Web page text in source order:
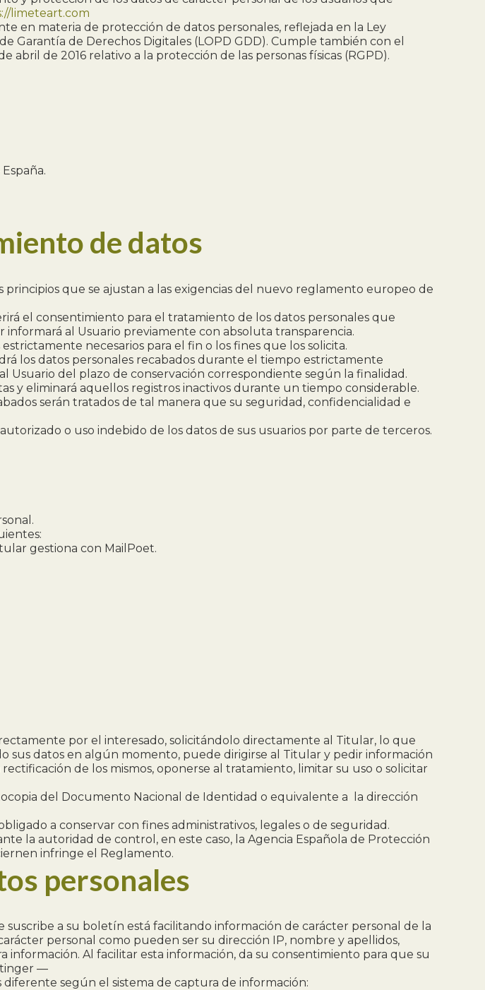
limeteart.com
en materia de protección de datos personales, reflejada en la Ley
Garantía de Derechos Digitales (LOPD GDD). Cumple también con el
de 2016 relativo a la protección de las personas físicas (RGPD).
de datos
que se ajustan a las exigencias del nuevo reglamento europeo de
el consentimiento para el tratamiento de los datos personales que
al Usuario previamente con absoluta transparencia.
necesarios para el fin o los fines que los solicita.
los datos personales recabados durante el tiempo estrictamente
Usuario del plazo de conservación correspondiente según la finalidad.
y eliminará aquellos registros inactivos durante un tiempo considerable.
serán tratados de tal manera que su seguridad, confidencialidad e
o uso indebido de los datos de sus usuarios por parte de terceros.
gestiona con MailPoet.
por el interesado, solicitándolo directamente al Titular, lo que
datos en algún momento, puede dirigirse al Titular y pedir información
de los mismos, oponerse al tratamiento, limitar su uso o solicitar
del Documento Nacional de Identidad o equivalente a la dirección
a conservar con fines administrativos, legales o de seguridad.
la autoridad de control, en este caso, la Agencia Española de Protección
infringe el Reglamento.
personales
a su boletín está facilitando información de carácter personal de la
personal como pueden ser su dirección IP, nombre y apellidos,
Al facilitar esta información, da su consentimiento para que su
—
según el sistema de captura de información: